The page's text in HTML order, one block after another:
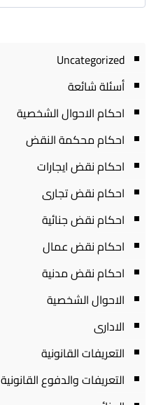
Uncategorized
أسئلة شائعة
احكام الاحوال الشخصية
احكام محكمة النقض
احكام نقض ايجارات
احكام نقض تجارى
احكام نقض جنائية
احكام نقض عمال
احكام نقض مدنية
الاحوال الشخصية
الادارى
التعريفات القانونية
التعريفات والدفوع القانونية